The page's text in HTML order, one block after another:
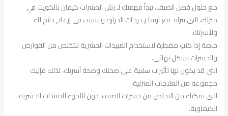
مع حلول فصل الصيف، تبدأ مهمتك لـ رش الحشرات كيفان بالكويت في
منزلك، التي تتزايد مع ارتفاع درجات الحرارة وتتسبب في إزعاج دائم لكِ
ولأسرتك،
خاصة إذا كنتِ مضطرة لاستخدام المبيدات الحشرية للتخلص من القوارض
والحشرات بشكل نهائي،
التي قد يكون لها تأثيرات سلبية على صحتك وصحة أسرتك، لذلك فإليك
مجموعة من العلاجات المنزلية،
التي تمكنك من التخلص من حشرات الصيف، دون اللجوء للمبيدات الحشرية
الكيماوية.